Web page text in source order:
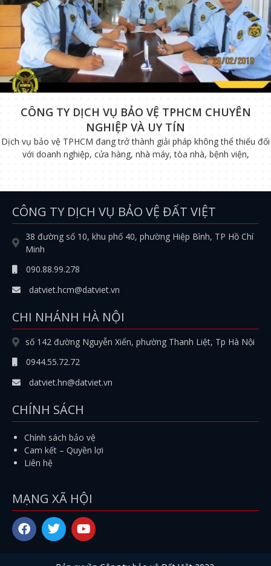
CÔNG TY DỊCH VỤ BẢO VỆ TPHCM CHUYÊN
NGHIỆP VÀ UY TÍN
Dịch vụ bảo vệ TPHCM đang trở thành giải pháp không thể thiếu đối
với doanh nghiệp, cửa hàng, nhà máy, tòa nhà, bệnh viện,
CÔNG TY DỊCH VỤ BẢO VỆ ĐẤT VIỆT
38 đường số 10, khu phố 40, phường Hiệp Bình, TP Hồ Chí
Minh
090.88.99.278
datviet.hcm@datviet.vn
CHI NHÁNH HÀ NỘI
số 142 đường Nguyễn Xiển, phường Thanh Liệt, Tp Hà Nội
0944.55.72.72
datviet.hn@datviet.vn
CHÍNH SÁCH
Chính sách bảo vệ
Cam kết – Quyền lợi
Liên hệ
MẠNG XÃ HỘI